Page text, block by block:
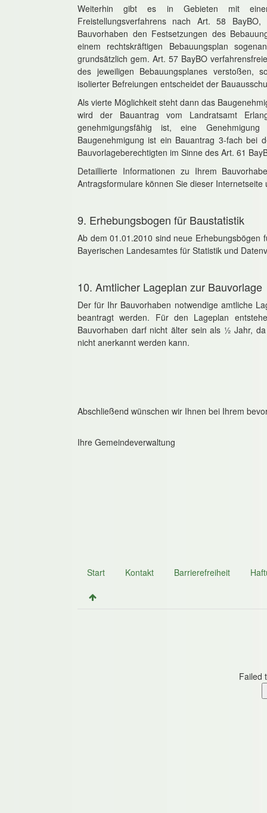
Weiterhin gibt es in Gebieten mit
Freistellungsverfahrens nach Art. 58
Bauvorhaben den Festsetzungen des
einem rechtskräftigen Bebauungsplan
grundsätzlich gem. Art. 57 BayBO
des jeweiligen Bebauungsplanes verstoßen,
isolierter Befreiungen entscheidet der
Als vierte Möglichkeit steht dann das
wird der Bauantrag vom Landratsamt
genehmigungsfähig ist, eine
Baugenehmigung ist ein Bauantrag 3‐fach bei
Bauvorlageberechtigten im Sinne des Art. 61
Detaillierte Informationen zu Ihrem
Antragsformulare können Sie dieser
9. Erhebungsbogen für Baustatistik
Ab dem 01.01.2010 sind neue Erhebungsbögen
Bayerischen Landesamtes für Statistik und
10. Amtlicher Lageplan zur Bauvorlage
Der für Ihr Bauvorhaben notwendige amtliche
beantragt werden. Für den Lageplan
Bauvorhaben darf nicht älter sein als ½ Jahr,
nicht anerkannt werden kann.
Abschließend wünschen wir Ihnen bei Ihrem
Ihre Gemeindeverwaltung
Start Kontakt Barrierefreiheit
Failed